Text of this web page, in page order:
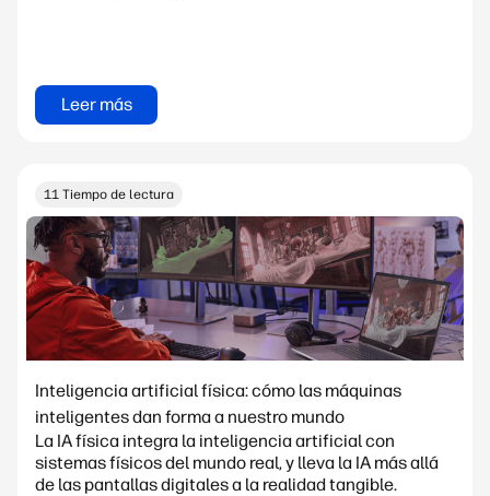
Leer más
11 Tiempo de lectura
Inteligencia artificial física: cómo las máquinas
inteligentes dan forma a nuestro mundo
La IA física integra la inteligencia artificial con
sistemas físicos del mundo real, y lleva la IA más allá
de las pantallas digitales a la realidad tangible.